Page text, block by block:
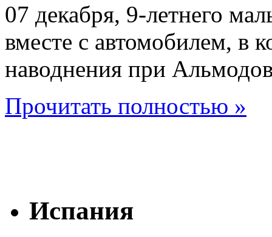
07 декабря, 9-летнего
вместе с автомобилем, в
наводнения при
Прочитать полностью »
Испания